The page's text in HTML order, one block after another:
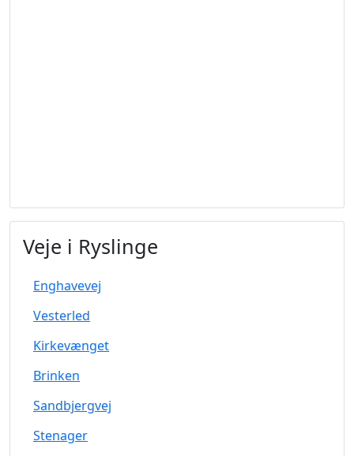
Veje i Ryslinge
Enghavevej
Vesterled
Kirkevænget
Brinken
Sandbjergvej
Stenager